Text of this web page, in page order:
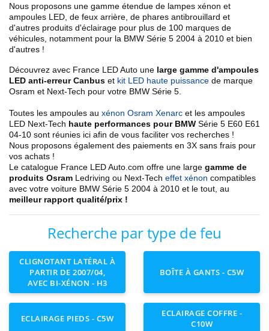
Nous proposons une gamme étendue de lampes xénon et
ampoules LED, de feux arrière, de phares antibrouillard et
d'autres produits d'éclairage pour plus de 100 marques de
véhicules, notamment pour la BMW Série 5 2004 à 2010 et bien
d'autres !
Découvrez avec France LED Auto une large gamme d'ampoules
LED anti-erreur Canbus et kit LED haute puissance de marque
Osram et Next-Tech pour votre BMW Série 5
Toutes les ampoules au xénon Osram Xenarc et les ampoules
LED Next-Tech haute performances pour BMW Série 5 E60 E61
04-10 sont réunies ici afin de vous faciliter vos recherches !
Nous proposons également des paiements en 3X sans frais pour
vos achats !
Le catalogue France LED Auto.com offre une large gamme de
produits Osram Ledriving ou Next-Tech effet xénon compatibles
avec votre voiture BMW Série 5 2004 à 2010 et le tout, au
meilleur rapport qualité/prix !
Recherche par type de feu
CLIGNOTANT LATÉRAL À
PARTIR DE 2007/04,
AVEC BI-XÉNON - H3
BOÎTE À GANTS - C5W
ECLAIRAGE PIEDS - C5W
ECLAIRAGE COFFRE -
C10W